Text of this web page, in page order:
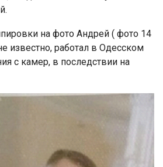
на фото Андрей ( фото 14
известно, работал в Одесском
с камер, в последствии на